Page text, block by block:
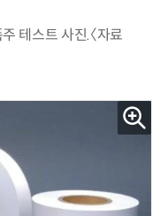
테스트 사진.〈자료